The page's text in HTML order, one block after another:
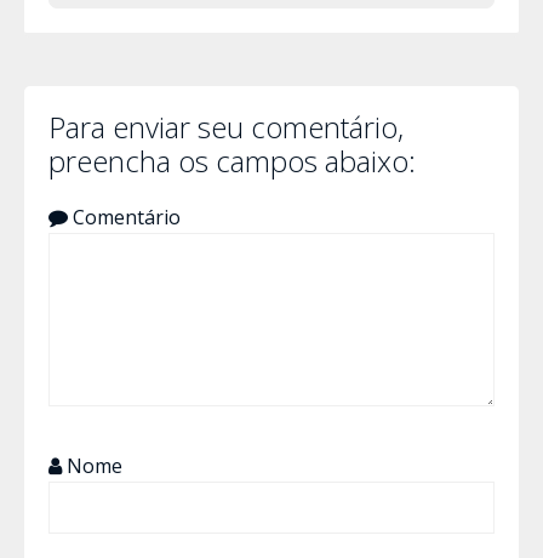
Para enviar seu comentário,
preencha os campos abaixo:
Comentário
Nome